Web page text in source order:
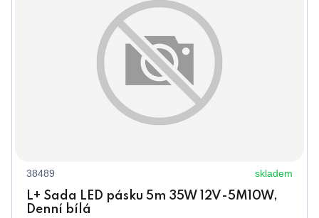
38489 skladem
L+ Sada LED pásku 5m 35W 12V-5M10W,
Denní bílá